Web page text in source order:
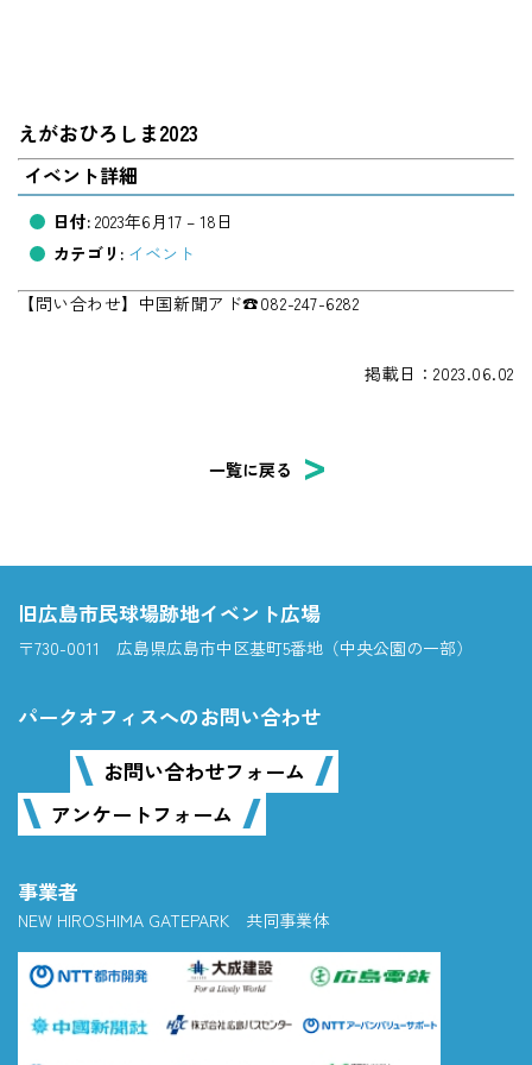
えがおひろしま2023
イベント詳細
日付: 2023年6月17– 18日
カテゴリ: イベント
【問い合わせ】中国新聞アド☎082-247-6282
掲載日：2023.06.02
一覧に戻る
旧広島市民球場跡地イベント広場
〒730-0011 広島県広島市中区基町5番地（中央公園の一部）
パークオフィスへのお問い合わせ
お問い合わせフォーム
アンケートフォーム
事業者
NEW HIROSHIMA GATEPARK 共同事業体